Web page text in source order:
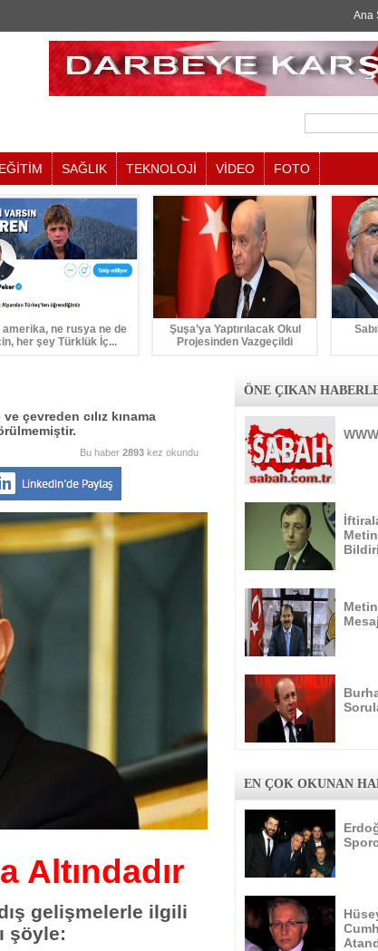
Ana
EĞİTİM SAĞLIK TEKNOLOJİ VİDEO FOTO
amerika, ne rusya ne de
her şey Türklük İç...
Şuşa’ya Yaptırılacak Okul
Projesinden Vazgeçildi
çevreden cılız kınama
Bu haber 2893 kez okundu
Altındadır
gelişmelerle ilgili
şöyle:
ÖNE ÇIKAN
EN ÇOK OKUNAN